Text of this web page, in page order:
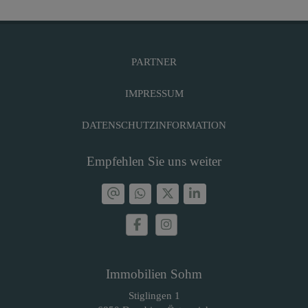
PARTNER
IMPRESSUM
DATENSCHUTZINFORMATION
Empfehlen Sie uns weiter
Immobilien Sohm
Stiglingen 1